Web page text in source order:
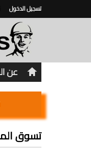
تسجيل الدخول
عن
تسوق